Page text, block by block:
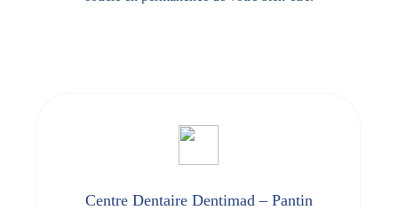
Centre Dentaire Dentimad – Pantin